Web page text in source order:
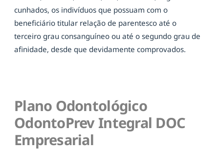
cunhados, os indivíduos que possuam com o
beneficiário titular relação de parentesco até o
terceiro grau consanguíneo ou até o segundo grau de
afinidade, desde que devidamente comprovados.
Plano Odontológico
OdontoPrev Integral DOC
Empresarial